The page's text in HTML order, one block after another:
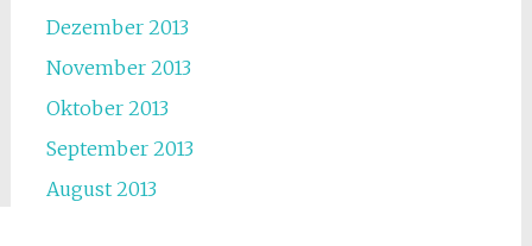
Dezember 2013
November 2013
Oktober 2013
September 2013
August 2013